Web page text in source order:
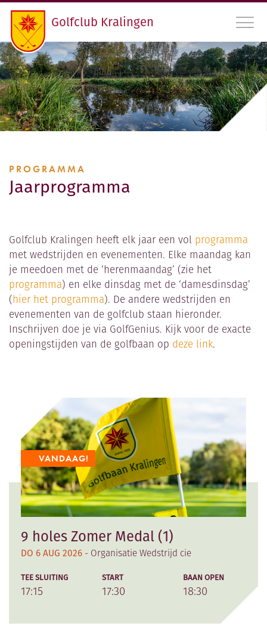
Golfclub Kralingen
010 45 22 475
INLOGGEN LEDEN GCK
LIDMAATSCHAP EN HANDICAPREGISTRATIE
VERENIGING
RDAMS GOLF OPEN
RESTAURANT
GOLFSCHOOL
GOLFBAAN
PROGRAMMA
Jaarprogramma
Golfclub Kralingen heeft elk jaar een vol programma
met wedstrijden en evenementen. Elke maandag kan
je meedoen met de ‘herenmaandag’ (zie het
programma) en elke dinsdag met de ‘damesdinsdag’
(hier het programma). De andere wedstrijden en
evenementen van de golfclub staan hieronder.
Inschrijven doe je via GolfGenius. Kijk voor de exacte
openingstijden van de golfbaan op deze link.
9 holes Zomer Medal (1)
DO 6 AUG 2026 - Organisatie Wedstrijd cie
TEE SLUITING
17:15
START
17:30
BAAN OPEN
18:30